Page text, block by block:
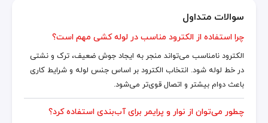
سوالات متداول
چرا استفاده از الکترود مناسب در لوله کشی مهم است؟
الکترود نامناسب می‌تواند منجر به ایجاد جوش ضعیف، ترک و نشتی
در خط لوله شود. انتخاب الکترود بر اساس جنس لوله و شرایط کاری
باعث دوام بیشتر و اتصال قوی‌تر می‌شود.
چطور می‌توان از نوار و پرایمر برای آب‌بندی استفاده کرد؟